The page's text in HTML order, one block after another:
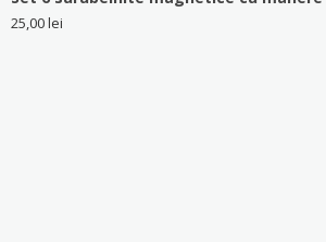
25,00lei